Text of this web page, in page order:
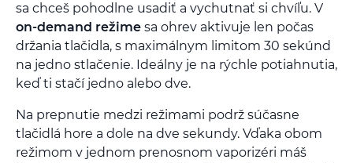
sa chceš pohodlne usadiť a vychutnať si chvíľu. V
on-demand režime sa ohrev aktivuje len počas
držania tlačidla, s maximálnym limitom 30 sekúnd
na jedno stlačenie. Ideálny je na rýchle potiahnutia,
keď ti stačí jedno alebo dve.
Na prepnutie medzi režimami podrž súčasne
tlačidlá hore a dole na dve sekundy. Vďaka obom
režimom v jednom prenosnom vaporizéri máš